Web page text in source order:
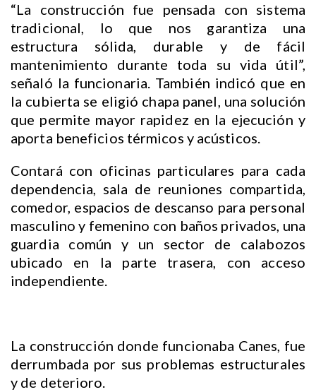
“La construcción fue pensada con sistema
tradicional, lo que nos garantiza una
estructura sólida, durable y de fácil
mantenimiento durante toda su vida útil”,
señaló la funcionaria. También indicó que en
la cubierta se eligió chapa panel, una solución
que permite mayor rapidez en la ejecución y
aporta beneficios térmicos y acústicos.
Contará con oficinas particulares para cada
dependencia, sala de reuniones compartida,
comedor, espacios de descanso para personal
masculino y femenino con baños privados, una
guardia común y un sector de calabozos
ubicado en la parte trasera, con acceso
independiente.
La construcción donde funcionaba Canes, fue
derrumbada por sus problemas estructurales
y de deterioro.